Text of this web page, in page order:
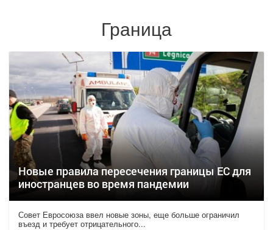
Граница
Новые правила пересечения границы ЕС для
иностранцев во время пандемии
Совет Евросоюза ввел новые зоны, еще больше ограничил
въезд и требует отрицательного...